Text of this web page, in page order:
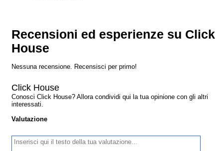
Recensioni ed esperienze su Click
House
Nessuna recensione. Recensisci per primo!
Click House
Conosci Click House? Allora condividi qui la tua opinione con gli altri
interessati.
Valutazione